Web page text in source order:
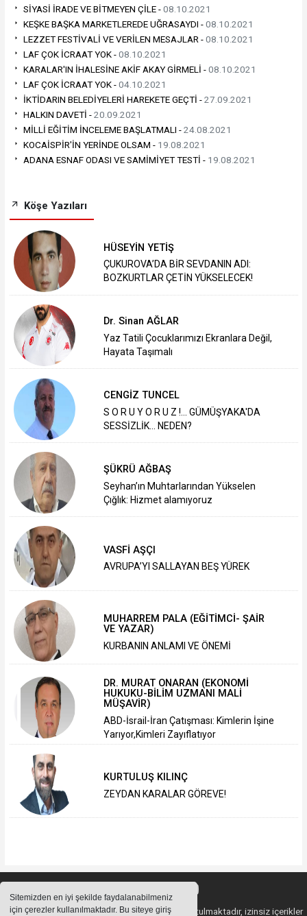
Sitemizden en iyi şekilde faydalanabilmeniz
için çerezler kullanılmaktadır. Bu siteye giriş
SİYASİ İRADE VE BİTMEYEN ÇİLE -08.10.2021
KEŞKE BAŞKA MARKETLEREDE UĞRASAYDI -08.10.2021
LEZZET FESTİVALİ VE VERİLEN MESAJLAR -08.10.2021
LAF ÇOK İCRAAT YOK -08.10.2021
KARALAR'IN İHALESİNE AKİF AKAY GİRMELİ -08.10.2021
LAF ÇOK İCRAAT YOK -04.10.2021
İKTİDARIN BELEDİYELERİ HAREKETE GEÇTİ -27.09.2021
HALKIN DAVETİ -20.09.2021
MİLLİ EĞİTİM İNCELEME BAŞLATMALI -24.08.2021
KOCAİSPİR'İN YERİNDE OLSAM - 19.08.2021
ADANA ESNAF ODASI VE SAMİMİYET TESTİ - 19.08.2021
Köşe Yazıları
HÜSEYİN YETİŞ
ÇUKUROVA’DA BİR SEVDANIN ADI:
BOZKURTLAR ÇETİN YÜKSELECEK!
Dr. Sinan AĞLAR
Yaz Tatili Çocuklarımızı Ekranlara Değil,
Hayata Taşımalı
CENGİZ TUNCEL
S O R U Y O R U Z !... GÜMÜŞYAKA'DA
SESSİZLİK... NEDEN?
ŞÜKRÜ AĞBAŞ
Seyhan’ın Muhtarlarından Yükselen
Çığlık: Hizmet alamıyoruz
VASFİ AŞÇI
AVRUPA’YI SALLAYAN BEŞ YÜREK
MUHARREM PALA (EĞİTİMCİ- ŞAİR
VE YAZAR)
KURBANIN ANLAMI VE ÖNEMİ
DR. MURAT ONARAN (EKONOMİ
HUKUKU-BİLİM UZMANI MALİ
MÜŞAVİR)
ABD-İsrail-İran Çatışması: Kimlerin İşine
Yarıyor,Kimleri Zayıflatıyor
KURTULUŞ KILINÇ
ZEYDAN KARALAR GÖREVE!
Sitemizde bulunan içeriklerin tüm hakları saklı tutulmaktadır, izinsiz içerikler